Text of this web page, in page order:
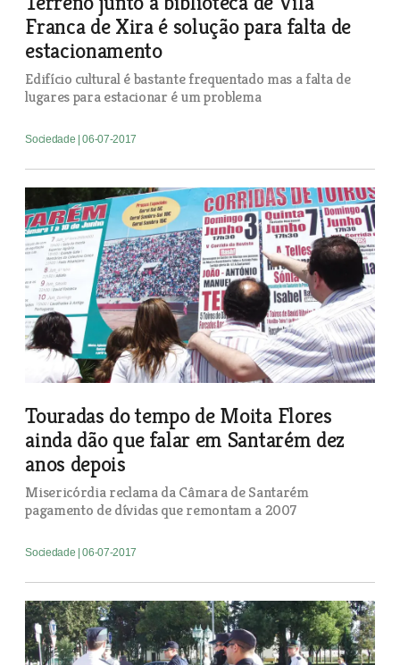
Franca de Xira é solução para falta de
estacionamento
Edifício cultural é bastante frequentado mas a falta de
lugares para estacionar é um problema
Sociedade | 06-07-2017
Touradas do tempo de Moita Flores
ainda dão que falar em Santarém dez
anos depois
Misericórdia reclama da Câmara de Santarém
pagamento de dívidas que remontam a 2007
Sociedade | 06-07-2017